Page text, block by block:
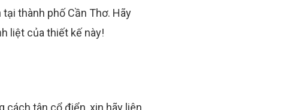
thành phố Cần Thơ. Hãy
liệt của thiết kế này!
tân cổ điển, xin hãy liên